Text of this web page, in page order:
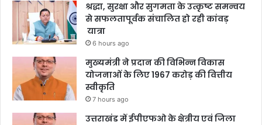
श्रद्धा, सुरक्षा और सुगमता के उत्कृष्ट समन्वय
से सफलतापूर्वक संचालित हो रही कांवड़
यात्रा
6 hours ago
मुख्यमंत्री ने प्रदान की विभिन्न विकास
योजनाओं के लिए 1967 करोड़ की वित्तीय
स्वीकृति
7 hours ago
उत्तराखंड में ईपीएफओ के क्षेत्रीय एवं जिला